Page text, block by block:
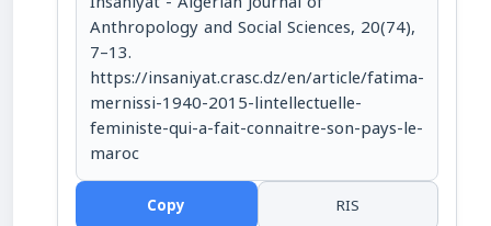
Anthropology and Social Sciences, 20(74),
7–13.
https://insaniyat.crasc.dz/en/article/fatima-
mernissi-1940-2015-lintellectuelle-
feministe-qui-a-fait-connaitre-son-pays-le-
maroc
Copy
RIS